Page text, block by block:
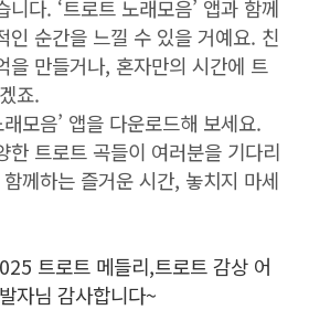
다. ‘트로트 노래모음’ 앱과 함께
인 순간을 느낄 수 있을 거예요. 친
을 만들거나, 혼자만의 시간에 트
죠.
모음’ 앱을 다운로드해 보세요.
한 트로트 곡들이 여러분을 기다리
께하는 즐거운 시간, 놓치지 마세
트로트 메들리,트로트 감상 어
자님 감사합니다~